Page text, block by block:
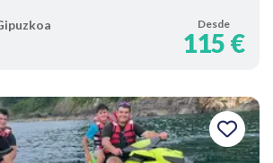
Desde
115 €